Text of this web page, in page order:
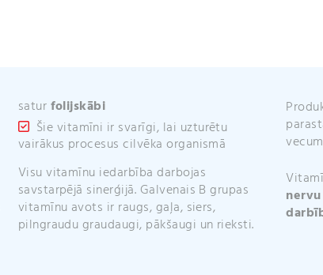
saturfolijskābi
Šie vitamīni ir svarīgi, lai uzturētu
vairākus procesus cilvēka organismā
Visu vitamīnu iedarbība darbojas
savstarpējā sinerģijā. Galvenais B grupas
vitamīnu avots ir raugs, gaļa, siers,
pilngraudu graudaugi, pākšaugi un rieksti.